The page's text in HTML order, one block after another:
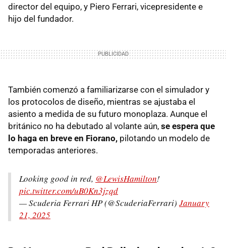
director del equipo, y Piero Ferrari, vicepresidente e
hijo del fundador.
También comenzó a familiarizarse con el simulador y
los protocolos de diseño, mientras se ajustaba el
asiento a medida de su futuro monoplaza. Aunque el
británico no ha debutado al volante aún, se espera que
lo haga en breve en Fiorano, pilotando un modelo de
temporadas anteriores.
Looking good in red, @LewisHamilton!
pic.twitter.com/uB0Kn3jzqd
— Scuderia Ferrari HP (@ScuderiaFerrari) January
21, 2025